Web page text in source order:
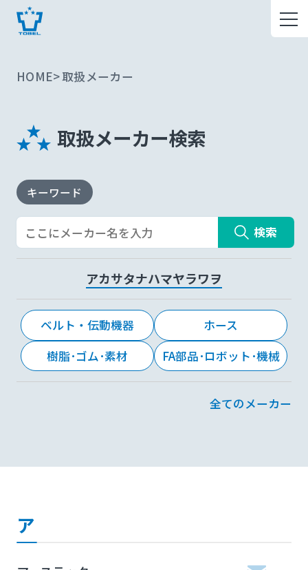
HOME 取扱メーカー
取扱メーカー検索
キーワード
検索
アカサタナハマヤラワヲ
ベルト・伝動機器
ホース
樹脂･ゴム･素材
FA部品･ロボット･機械
全てのメーカー
ア